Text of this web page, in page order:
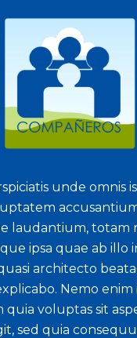
unde omnis
laudantium, totam
ipsa quae ab illo
architecto
Nemo enim
quia voluptas sit
sed quia